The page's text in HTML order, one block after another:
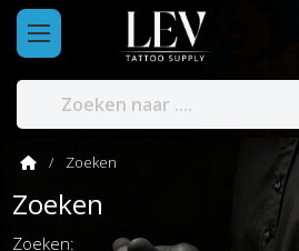
Zoeken
Zoeken
Zoeken: